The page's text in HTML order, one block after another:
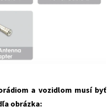
a vozidlom musí byť
obrázka: